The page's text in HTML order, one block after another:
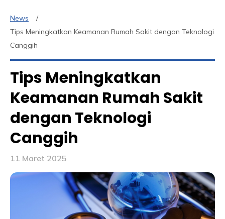
News
Tips Meningkatkan Keamanan Rumah Sakit dengan Teknologi
Canggih
Tips Meningkatkan
Keamanan Rumah Sakit
dengan Teknologi
Canggih
11 Maret 2025